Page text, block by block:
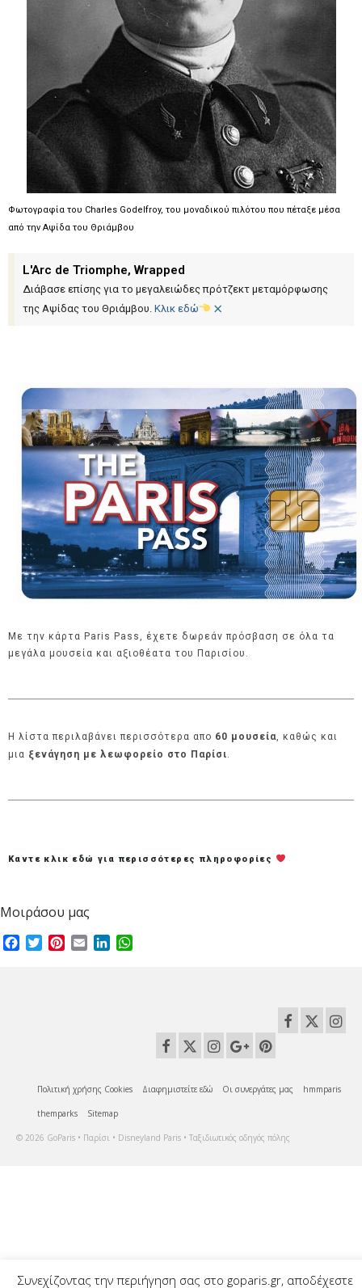
Φωτογραφία του Charles Godelfroy, του μοναδικού πιλότου που πέταξε μέσα
από την Αψίδα του Θριάμβου
L'Arc de Triomphe, Wrapped
Διάβασε επίσης για το μεγαλειώδες πρότζεκτ μεταμόρφωσης
της Αψίδας του Θριάμβου. Κλικ εδώ ×
Με την κάρτα Paris Pass, έχετε δωρεάν πρόσβαση σε όλα τα
μεγάλα μουσεία και αξιοθέατα του Παρισίου.
Η λίστα περιλαβάνει περισσότερα απο 60 μουσεία, καθώς και
μια ξενάγηση με λεωφορείο στο Παρίσι.
Καντε κλικ εδώ για περισσότερες πληροφορίες
Μοιράσου μας
Facebook
TwitterPinterest
EmailLinkedIn
Πολιτική χρήσης Cookies Διαφημιστείτε εδώ Οι συνεργάτες μας hmmparis
themparks Sitemap
© 2026 GoParis • Παρίσι • Disneyland Paris • Ταξιδιωτικός οδηγός πόλης
Συνεχίζοντας την περιήγηση σας στο goparis.gr, αποδέχεστε